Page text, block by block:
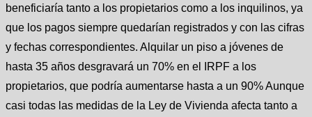
beneficiaría tanto a los propietarios como a los inquilinos, ya
que los pagos siempre quedarían registrados y con las cifras
y fechas correspondientes. Alquilar un piso a jóvenes de
hasta 35 años desgravará un 70% en el IRPF a los
propietarios, que podría aumentarse hasta a un 90% Aunque
casi todas las medidas de la Ley de Vivienda afecta tanto a